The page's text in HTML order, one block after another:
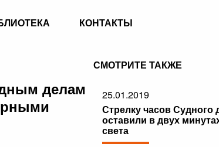
КОНТАКТЫ
делам
СМОТРИТЕ ТАКЖЕ
25.01.2019
Стрелку часов Судного
оставили в двух
света